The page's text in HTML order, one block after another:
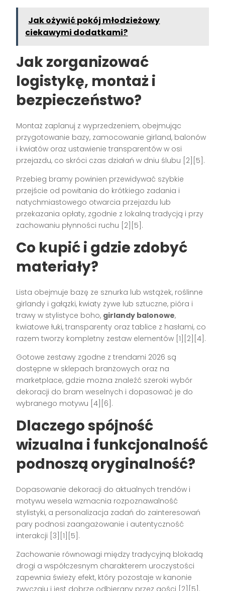
Jak ożywić pokój młodzieżowy
ciekawymi dodatkami?
Jak zorganizować
logistykę, montaż i
bezpieczeństwo?
Montaż zaplanuj z wyprzedzeniem, obejmując
przygotowanie bazy, zamocowanie girland, balonów
i kwiatów oraz ustawienie transparentów w osi
przejazdu, co skróci czas działań w dniu ślubu [2][5].
Przebieg bramy powinien przewidywać szybkie
przejście od powitania do krótkiego zadania i
natychmiastowego otwarcia przejazdu lub
przekazania opłaty, zgodnie z lokalną tradycją i przy
zachowaniu płynności ruchu [2][5].
Co kupić i gdzie zdobyć
materiały?
Lista obejmuje bazę ze sznurka lub wstążek, roślinne
girlandy i gałązki, kwiaty żywe lub sztuczne, pióra i
trawy w stylistyce boho, girlandy balonowe,
kwiatowe łuki, transparenty oraz tablice z hasłami, co
razem tworzy kompletny zestaw elementów [1][2][4].
Gotowe zestawy zgodne z trendami 2026 są
dostępne w sklepach branżowych oraz na
marketplace, gdzie można znaleźć szeroki wybór
dekoracji do bram weselnych i dopasować je do
wybranego motywu [4][6].
Dlaczego spójność
wizualna i funkcjonalność
podnoszą oryginalność?
Dopasowanie dekoracji do aktualnych trendów i
motywu wesela wzmacnia rozpoznawalność
stylistyki, a personalizacja zadań do zainteresowań
pary podnosi zaangażowanie i autentyczność
interakcji [3][1][5].
Zachowanie równowagi między tradycyjną blokadą
drogi a współczesnym charakterem uroczystości
zapewnia świeży efekt, który pozostaje w kanonie
zwyczaju i jest dobrze odbierany przez gości [2][5].